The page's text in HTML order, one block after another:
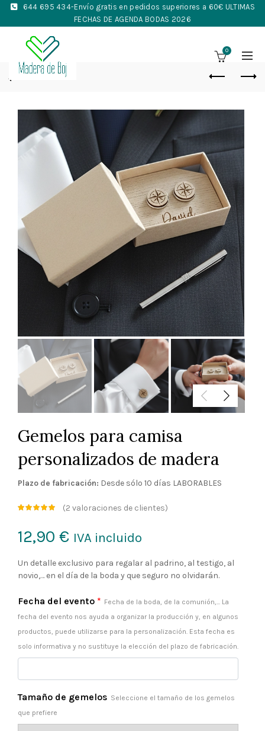
644 695 434-Envío gratis en pedidos superiores a 60€ ULTIMAS
FECHAS DE AGENDA BODAS 2026
0
Gemelos para camisa
personalizados de madera
Plazo de fabricación: Desde sólo 10 días LABORABLES
(2 valoraciones de clientes)
12,90 € IVA incluido
Un detalle exclusivo para regalar al padrino, al testigo, al
novio,… en el día de la boda y que seguro no olvidarán.
Fecha del evento * Fecha de la boda, de la comunión,... La
fecha del evento nos ayuda a organizar la producción y, en algunos
productos, puede utilizarse para la personalización. Esta fecha es
solo informativa y no sustituye la elección del plazo de fabricación.
Tamaño de gemelos Seleccione el tamaño de los gemelos
que prefiere